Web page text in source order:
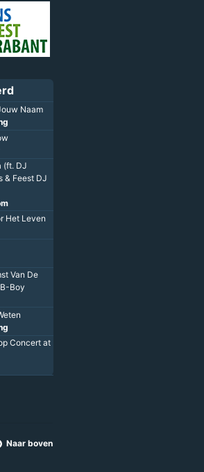
(Radio
Houdt
Naam
DJ
Het Leven
Van De
Boy
Naar boven